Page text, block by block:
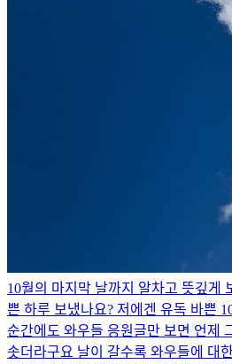
10월의 마지막 날까지 알차고 뜻깊게
쁜 하루 보냈나요? 저에겐 유독 바쁜
순간에도 와우들 응원글만 보면 언제
솟더라구요 날이 갈수록 와우들에 대